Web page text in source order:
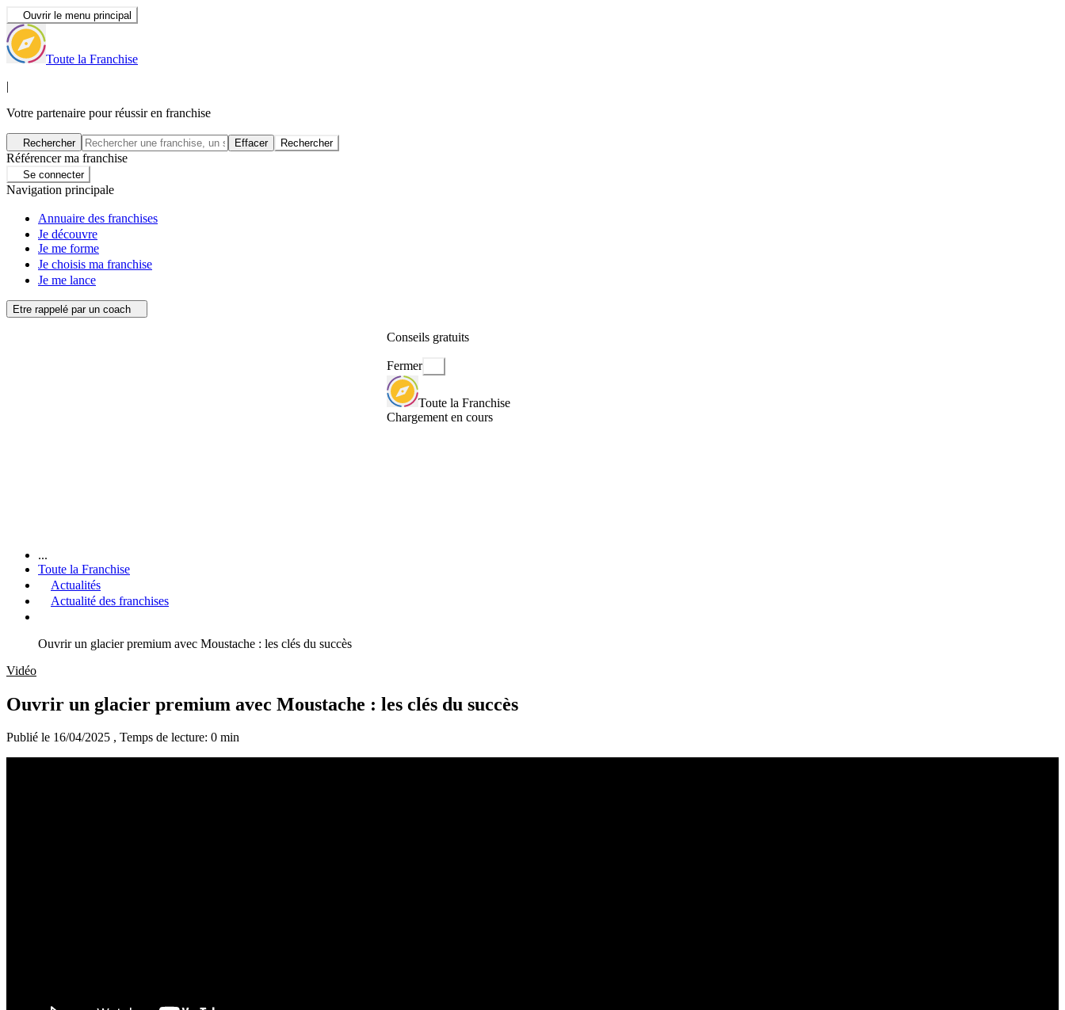
Ouvrir le menu principal
Toute la Franchise
|
Votre partenaire pour réussir en franchise
Rechercher Effacer Rechercher
Référencer ma franchise
Se connecter
Navigation principale
Annuaire des franchises
Je découvre
Je me forme
Je choisis ma franchise
Je me lance
Etre rappelé par un coach
Conseils gratuits
Fermer
Toute la Franchise
Chargement en cours
...
Toute la Franchise
Actualités
Actualité des franchises
Ouvrir un glacier premium avec Moustache : les clés du succès
Vidéo
Ouvrir un glacier premium avec Moustache : les clés du succès
Publié le 16/04/2025 , Temps de lecture: 0 min